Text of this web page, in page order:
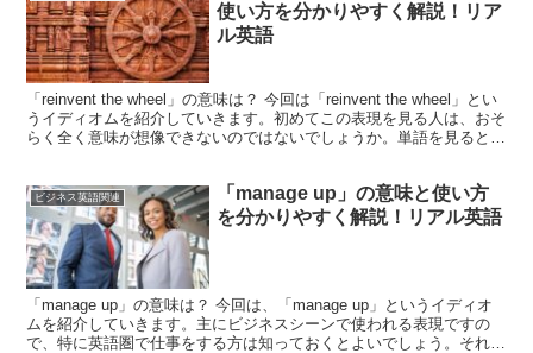
使い方を分かりやすく解説！リア
ル英語
「reinvent the wheel」の意味は？ 今回は「reinvent the wheel」とい
うイディオムを紹介していきます。初めてこの表現を見る人は、おそ
らく全く意味が想像できないのではないでしょうか。単語を見ると
ビジネス英語関連
「manage up」の意味と使い方
を分かりやすく解説！リアル英語
「manage up」の意味は？ 今回は、「manage up」というイディオ
ムを紹介していきます。主にビジネスシーンで使われる表現ですの
で、特に英語圏で仕事をする方は知っておくとよいでしょう。それで